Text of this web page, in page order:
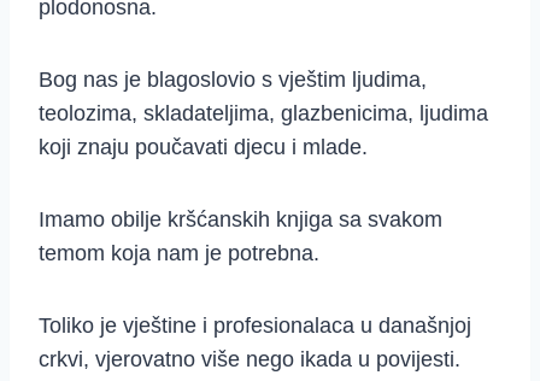
plodonosna.
Bog nas je blagoslovio s vještim ljudima,
teolozima, skladateljima, glazbenicima, ljudima
koji znaju poučavati djecu i mlade.
Imamo obilje kršćanskih knjiga sa svakom
temom koja nam je potrebna.
Toliko je vještine i profesionalaca u današnjoj
crkvi, vjerovatno više nego ikada u povijesti.